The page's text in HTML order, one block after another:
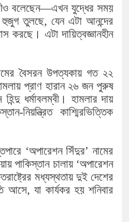
বলেছেন—এখন যুদ্ধের সময়
তুলছে, যেন এটা আনন্দের
করছে। এটা দায়িত্বজ্ঞানহীন
বৈসরন উপত্যকায় গত ২২
প্রাণ হারান ২৬ জন পুরুষ
ধর্মাবলম্বী। হামলার দায়
নিয়ন্ত্রিত কাশ্মিরভিত্তিক
‘অপারেশন সিঁদুর’ নামের
পাকিস্তান চালায় ‘অপারেশন
মধ্যস্থতায় দুই দেশের
আসে, যা কার্যকর হয় শনিবার